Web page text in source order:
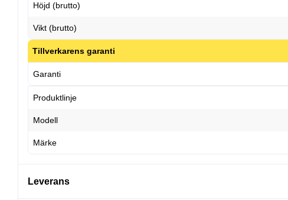
Höjd (brutto)
Vikt (brutto)
Tillverkarens garanti
Garanti
Produktlinje
Modell
Märke
Leverans